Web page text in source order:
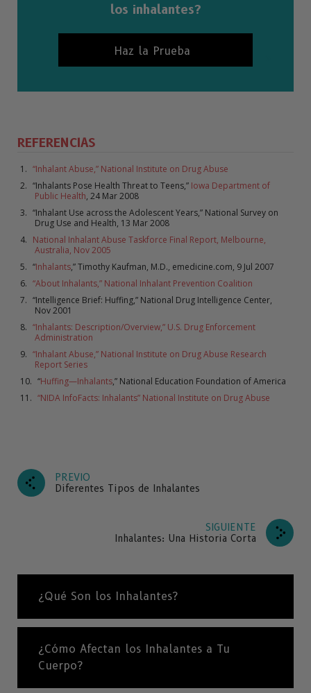
los inhalantes?
Haz la Prueba
REFERENCIAS
“Inhalant Abuse,” National Institute on Drug Abuse
“Inhalants Pose Health Threat to Teens,” Iowa Department of
Public Health, 24 Mar 2008
“Inhalant Use across the Adolescent Years,” National Survey on
Drug Use and Health, 13 Mar 2008
National Inhalant Abuse Taskforce Final Report, Melbourne,
Australia, Nov 2005
“Inhalants,” Timothy Kaufman, M.D., emedicine.com, 9 Jul 2007
“About Inhalants,” National Inhalant Prevention Coalition
“Intelligence Brief: Huffing,” National Drug Intelligence Center,
Nov 2001
“Inhalants: Description/Overview,” U.S. Drug Enforcement
Administration
“Inhalant Abuse,” National Institute on Drug Abuse Research
Report Series
“Huffing—Inhalants,” National Education Foundation of America
“NIDA InfoFacts: Inhalants” National Institute on Drug Abuse
PREVIO
Diferentes Tipos de Inhalantes
SIGUIENTE
Inhalantes: Una Historia Corta
¿Qué Son los Inhalantes?
¿Cómo Afectan los Inhalantes a Tu
Cuerpo?